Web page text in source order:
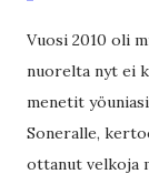
Vuosi 2010 oli
nuorelta nyt ei
menetit
Soneralle,
ottanut velkoja